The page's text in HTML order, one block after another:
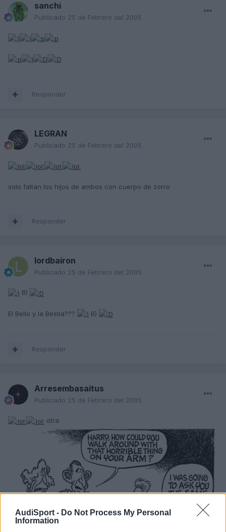
AudiSport - Do Not Process My Personal
Information
sanchi
Publicado 25 de Febrero del 2005
Responder
LEGRAN
Publicado 25 de Febrero del 2005
solo faltan los hijos de ambos con cuerpo de zorro
Responder
lordbairon
Publicado 25 de Febrero del 2005
B)
El Bello y la Bestia??? B)
Responder
Arresembasaitus
Publicado 25 de Febrero del 2005
otra